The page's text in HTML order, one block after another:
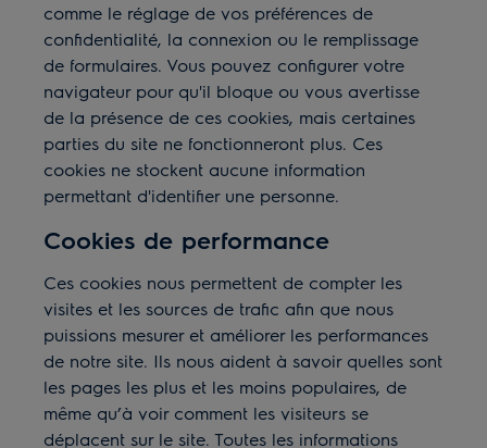
comme le réglage de vos préférences de
confidentialité, la connexion ou le remplissage
de formulaires. Vous pouvez configurer votre
navigateur pour qu'il bloque ou vous avertisse
de la présence de ces cookies, mais certaines
parties du site ne fonctionneront plus. Ces
cookies ne stockent aucune information
permettant d'identifier une personne.
Cookies de performance
Ces cookies nous permettent de compter les
visites et les sources de trafic afin que nous
puissions mesurer et améliorer les performances
de notre site. Ils nous aident à savoir quelles sont
les pages les plus et les moins populaires, de
même qu’à voir comment les visiteurs se
déplacent sur le site. Toutes les informations